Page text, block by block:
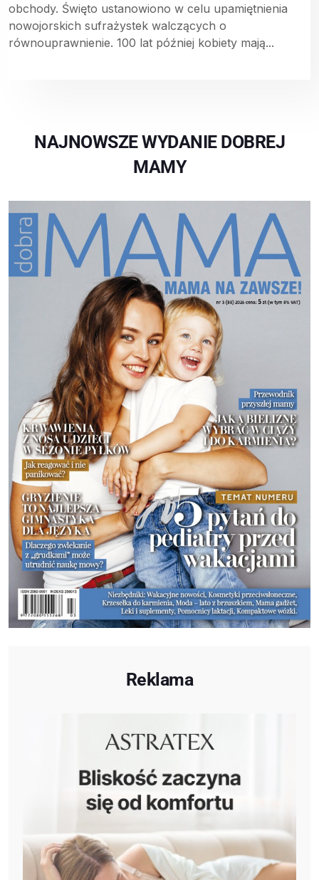
obchody. Święto ustanowiono w celu upamiętnienia
nowojorskich sufrażystek walczących o
równouprawnienie. 100 lat później kobiety mają...
NAJNOWSZE WYDANIE DOBREJ
MAMY
Reklama